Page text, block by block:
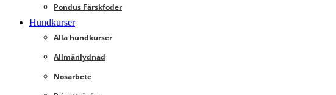
Pondus Färskfoder
Hundkurser
Alla hundkurser
Allmänlydnad
Nosarbete